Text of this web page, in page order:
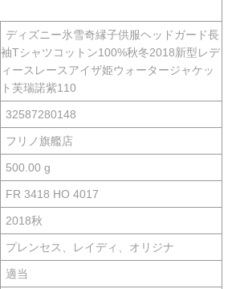
ディズニー氷雪奇縁子供服ヘッドガード長
袖Tシャツコットン100%秋冬2018新型レデ
ィースレースアイザ姫ウォータージャケッ
ト芙瑞諾紫110
32587280148
フリノ旗艦店
500.00 g
FR 3418 HO 4017
2018秋
プレンセス、レイディ、オリジナ
適当